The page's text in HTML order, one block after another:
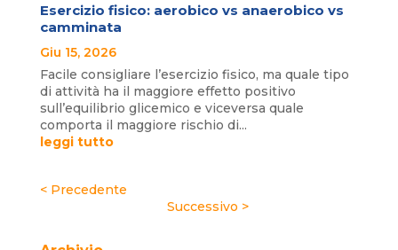
Esercizio fisico: aerobico vs anaerobico vs
camminata
Giu 15, 2026
Facile consigliare l’esercizio fisico, ma quale tipo
di attività ha il maggiore effetto positivo
sull’equilibrio glicemico e viceversa quale
comporta il maggiore rischio di...
leggi tutto